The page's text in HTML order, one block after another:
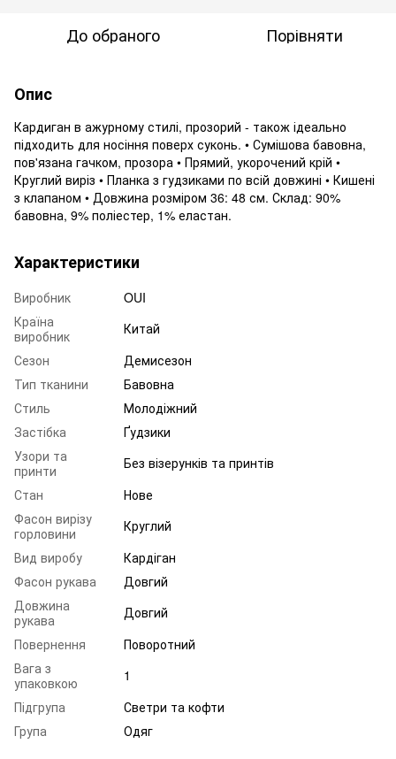
До обраного Порівняти
Опис
Кардиган в ажурному стилі, прозорий - також ідеально
підходить для носіння поверх суконь. • Сумішова бавовна,
пов'язана гачком, прозора • Прямий, укорочений крій •
Круглий виріз • Планка з гудзиками по всій довжині • Кишені
з клапаном • Довжина розміром 36: 48 см. Склад: 90%
бавовна, 9% поліестер, 1% еластан.
Характеристики
Виробник
OUI
Країна
виробник
Китай
Сезон
Демисезон
Тип тканини
Бавовна
Стиль
Молодіжний
Застібка
Ґудзики
Узори та
принти
Без візерунків та принтів
Стан
Нове
Фасон вирізу
горловини
Круглий
Вид виробу
Кардіган
Фасон рукава
Довгий
Довжина
рукава
Довгий
Повернення
Поворотний
Вага з
упаковкою
1
Підгрупа
Светри та кофти
Група
Одяг